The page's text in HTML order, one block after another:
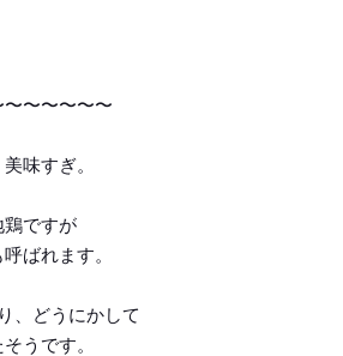
〜〜〜〜〜
味すぎ。
鶏ですが
ばれます。
、どうにかして
うです。